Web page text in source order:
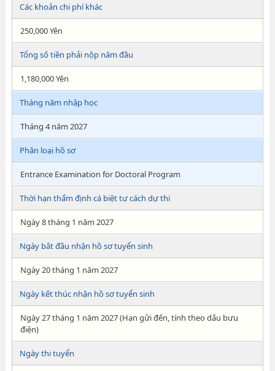
Các khoản chi phí khác
250,000 Yên
Tổng số tiền phải nộp năm đầu
1,180,000 Yên
Tháng năm nhập học
Tháng 4 năm 2027
Phân loại hồ sơ
Entrance Examination for Doctoral Program
Thời hạn thẩm định cá biệt tư cách dự thi
Ngày 8 tháng 1 năm 2027
Ngày bắt đầu nhận hồ sơ tuyển sinh
Ngày 20 tháng 1 năm 2027
Ngày kết thúc nhận hồ sơ tuyển sinh
Ngày 27 tháng 1 năm 2027 (Hạn gửi đến, tính theo dấu bưu
điện)
Ngày thi tuyển